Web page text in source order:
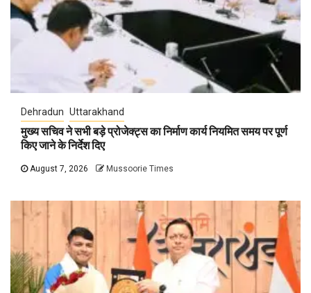
Dehradun Uttarakhand
मुख्य सचिव ने सभी बड़े प्रोजेक्ट्स का निर्माण कार्य नियमित समय पर पूर्ण
किए जाने के निर्देश दिए
August 7, 2026 Mussoorie Times